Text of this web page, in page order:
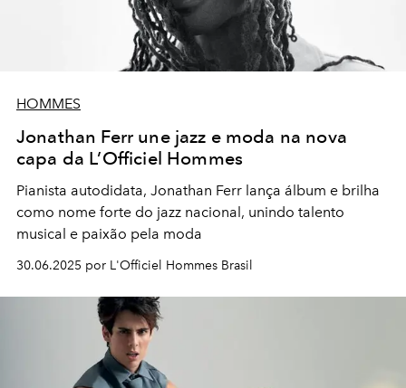
HOMMES
Jonathan Ferr une jazz e moda na nova
capa da L’Officiel Hommes
Pianista autodidata, Jonathan Ferr lança álbum e brilha
como nome forte do jazz nacional, unindo talento
musical e paixão pela moda
30.06.2025 por L'Officiel Hommes Brasil